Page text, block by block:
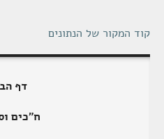
קוד המקור של הנתונים
דף
ח"כים